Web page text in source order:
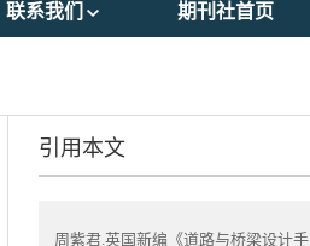
联系我们
联系方式
期刊社首页
引用本文
周紫君.英国新编《道路与桥梁设计手